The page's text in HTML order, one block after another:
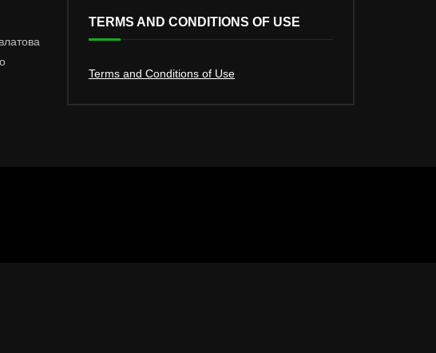
TERMS AND CONDITIONS OF USE
Terms and Conditions of Use